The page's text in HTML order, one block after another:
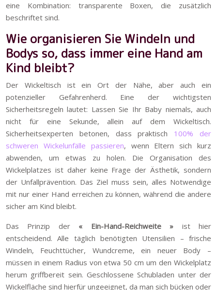
eine Kombination: transparente Boxen, die zusätzlich
beschriftet sind.
Wie organisieren Sie Windeln und
Bodys so, dass immer eine Hand am
Kind bleibt?
Der Wickeltisch ist ein Ort der Nähe, aber auch ein
potenzieller Gefahrenherd. Eine der wichtigsten
Sicherheitsregeln lautet: Lassen Sie Ihr Baby niemals, auch
nicht für eine Sekunde, allein auf dem Wickeltisch.
Sicherheitsexperten betonen, dass praktisch 100% der
schweren Wickelunfälle passieren, wenn Eltern sich kurz
abwenden, um etwas zu holen. Die Organisation des
Wickelplatzes ist daher keine Frage der Ästhetik, sondern
der Unfallprävention. Das Ziel muss sein, alles Notwendige
mit nur einer Hand erreichen zu können, während die andere
sicher am Kind bleibt.
Das Prinzip der « Ein-Hand-Reichweite » ist hier
entscheidend. Alle täglich benötigten Utensilien – frische
Windeln, Feuchttücher, Wundcreme, ein neuer Body –
müssen in einem Radius von etwa 50 cm um den Wickelplatz
herum griffbereit sein. Geschlossene Schubladen unter der
Wickelfläche sind hierfür ungeeignet, da man sich bücken oder